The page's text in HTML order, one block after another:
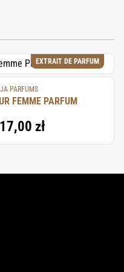
EXTRAIT DE PARFUM
PARFUMS
FEMME PARFUM
zł